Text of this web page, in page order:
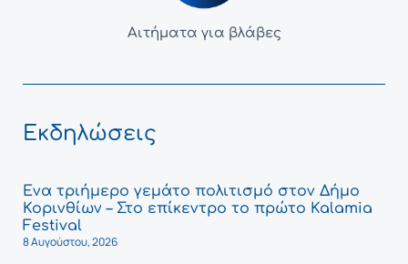
Αιτήματα για βλάβες
Εκδηλώσεις
Ένα τριήμερο γεμάτο πολιτισμό στον Δήμο
Κορινθίων – Στο επίκεντρο το πρώτο Kalamia
Festival
8 Αυγούστου, 2026